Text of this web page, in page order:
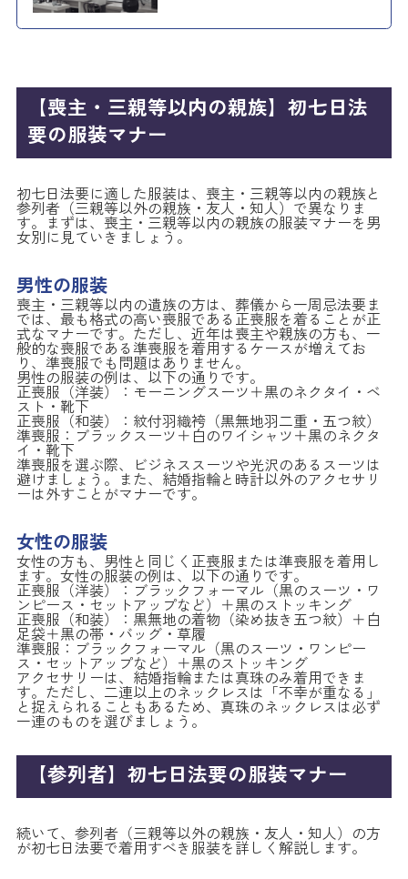
【喪主・三親等以内の親族】初七日法
要の服装マナー
初七日法要に適した服装は、喪主・三親等以内の親族と
参列者（三親等以外の親族・友人・知人）で異なりま
す。まずは、喪主・三親等以内の親族の服装マナーを男
女別に見ていきましょう。
男性の服装
喪主・三親等以内の遺族の方は、葬儀から一周忌法要ま
では、最も格式の高い喪服である正喪服を着ることが正
式なマナーです。ただし、近年は喪主や親族の方も、一
般的な喪服である準喪服を着用するケースが増えてお
り、準喪服でも問題はありません。
男性の服装の例は、以下の通りです。
正喪服（洋装）：モーニングスーツ＋黒のネクタイ・ベ
スト・靴下
正喪服（和装）：紋付羽織袴（黒無地羽二重・五つ紋）
準喪服：ブラックスーツ＋白のワイシャツ＋黒のネクタ
イ・靴下
準喪服を選ぶ際、ビジネススーツや光沢のあるスーツは
避けましょう。また、結婚指輪と時計以外のアクセサリ
ーは外すことがマナーです。
女性の服装
女性の方も、男性と同じく正喪服または準喪服を着用し
ます。女性の服装の例は、以下の通りです。
正喪服（洋装）：ブラックフォーマル（黒のスーツ・ワ
ンピース・セットアップなど）＋黒のストッキング
正喪服（和装）：黒無地の着物（染め抜き五つ紋）＋白
足袋＋黒の帯・バッグ・草履
準喪服：ブラックフォーマル（黒のスーツ・ワンピー
ス・セットアップなど）＋黒のストッキング
アクセサリーは、結婚指輪または真珠のみ着用できま
す。ただし、二連以上のネックレスは「不幸が重なる」
と捉えられることもあるため、真珠のネックレスは必ず
一連のものを選びましょう。
【参列者】初七日法要の服装マナー
続いて、参列者（三親等以外の親族・友人・知人）の方
が初七日法要で着用すべき服装を詳しく解説します。